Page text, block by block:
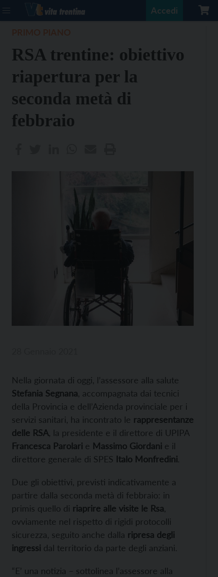
Accedi
RSA trentine: obiettivo
riapertura per la
seconda metà di
febbraio
Nella giornata di oggi, l’assessore alla salute
Stefania Segnana , accompagnata dai tecnici
della Provincia e dell’Azienda provinciale per i
servizi sanitari, ha incontrato le rappresentanze
delle RSA , la presidente e il direttore di UPIPA
Francesca Parolari e Massimo Giordani e il
direttore generale di SPES Italo Monfredini.
Due gli obiettivi, previsti indicativamente a
partire dalla seconda metà di febbraio: in
primis quello di riaprire alle visite le Rsa
ovviamente nel rispetto di rigidi protocolli
sicurezza, seguito anche dalla ripresa degli
ingressi dal territorio da parte degli anziani.
“E’ una notizia – sottolinea l’assessore alla